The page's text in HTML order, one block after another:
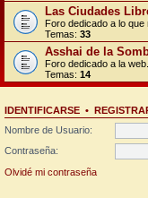
Las Ciudades
Foro dedicado a lo que
Temas: 33
Asshai de la
Foro dedicado a la web.
Temas: 14
IDENTIFICARSE •
Nombre de Usuario:
Contraseña:
Olvidé mi contraseña